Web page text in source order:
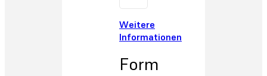
Weitere
Informationen
Form